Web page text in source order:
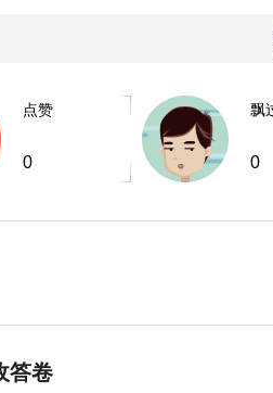
点赞
0
飘
0
答卷